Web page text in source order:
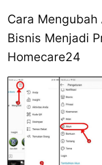
Cara
Bisnis Menjadi
Homecare24